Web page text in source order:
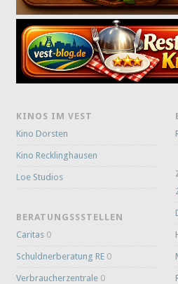
KINOS IM VEST
Kino Dorsten
Kino Recklinghausen
Loe Studios
BERATUNGSSSTELLEN
Caritas 0
Schuldnerberatung RE 0
Verbraucherzentrale 0